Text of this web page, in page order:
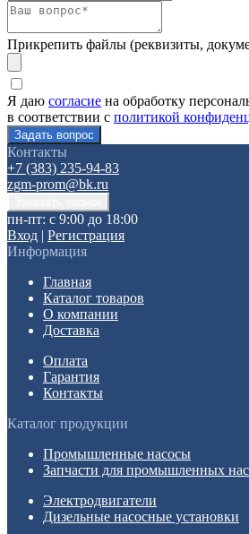
Прикрепить файлы (реквизиты,
Я даю согласие на обработку
в соответствии с политикой
Контакты
+7 (383) 235-94-83
zgm-prom@bk.ru
пн-пт: с 9:00 до 18:00
Вход | Регистрация
Информация
Главная
Каталог товаров
О компании
Доставка
Оплата
Гарантия
Контакты
Каталог продукции
Промышленные насосы
Запчасти для промышленных
Электродвигатели
Дизельные насосные установки